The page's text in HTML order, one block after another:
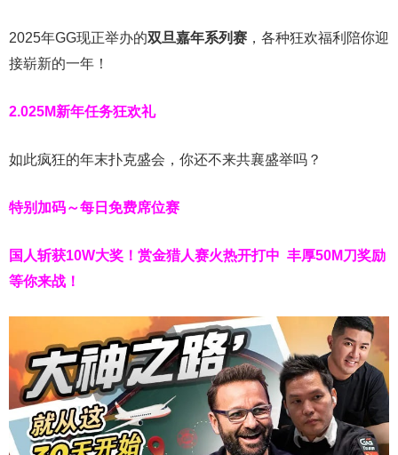
2025年GG现正举办的双旦嘉年系列赛 ，各种狂欢福利陪你迎
接崭新的一年！
2.025M新年任务狂欢礼
如此疯狂的年末扑克盛会，你还不来共襄盛举吗？
特别加码～每日免费席位赛
国人斩获10W大奖！ 赏金猎人赛火热开打中 丰厚50M刀奖励
等你来战！